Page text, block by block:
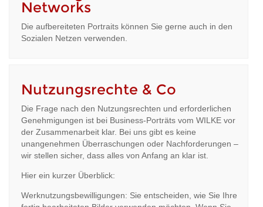
Networks
Die aufbereiteten Portraits können Sie gerne auch in den
Sozialen Netzen verwenden.
Nutzungsrechte & Co
Die Frage nach den Nutzungsrechten und erforderlichen
Genehmigungen ist bei Business-Porträts vom WILKE vor
der Zusammenarbeit klar. Bei uns gibt es keine
unangenehmen Überraschungen oder Nachforderungen –
wir stellen sicher, dass alles von Anfang an klar ist.
Hier ein kurzer Überblick:
Werknutzungsbewilligungen: Sie entscheiden, wie Sie Ihre